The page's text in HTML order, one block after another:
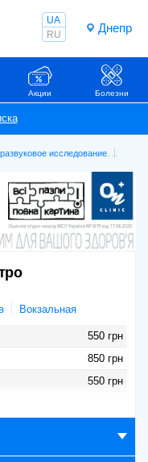
Днепр
UA
RU
Акции Болезни
исследование)
Вокзальная
550 грн
850 грн
550 грн